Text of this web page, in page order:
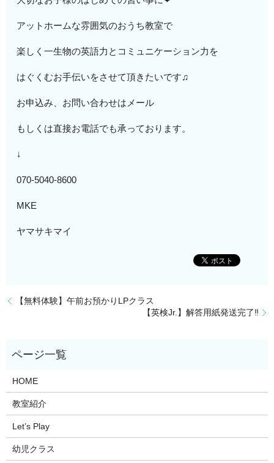
アットホームな雰囲気のおうち教室で
楽しく一生物の英語力とコミュニケーション力を
はぐくむお手伝いをさせて頂きたいです♫
お申込み、お問い合わせはメール
もしくは直接お電話でも承っております。
↓
070-5040-8600
MKE
ヤマサキマイ
【無料体験】午前お預かりLPクラス
【英検Jr.】解答用紙発送完了‼️
HOME
教室紹介
Let’s Play
幼児クラス